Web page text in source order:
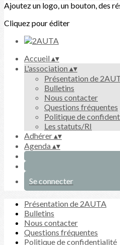
Ajoutez un logo, un bouton, des
Cliquez pour éditer
Accueil▴▾
L'association ▴▾
Présentation de
Bulletins
Nous contacter
Questions fréquentes
Politique de
Les statuts/RI
Adhérer▴▾
Agenda▴▾
Se connecter
Présentation de 2AUTA
Bulletins
Nous contacter
Questions fréquentes
Politique de confidentialité